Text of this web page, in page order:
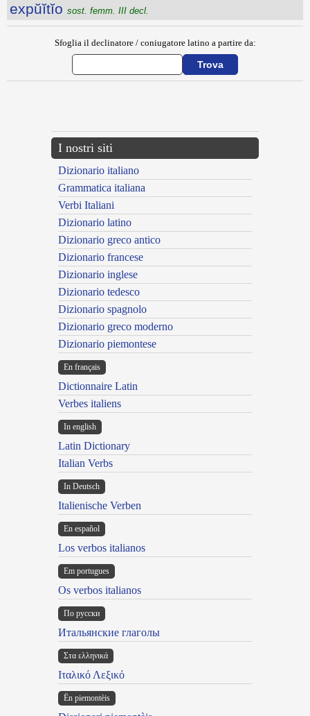
expŭĭtĭo sost. femm. III decl.
Sfoglia il declinatore / coniugatore latino a partire da:
I nostri siti
Dizionario italiano
Grammatica italiana
Verbi Italiani
Dizionario latino
Dizionario greco antico
Dizionario francese
Dizionario inglese
Dizionario tedesco
Dizionario spagnolo
Dizionario greco moderno
Dizionario piemontese
En français
Dictionnaire Latin
Verbes italiens
In english
Latin Dictionary
Italian Verbs
In Deutsch
Italienische Verben
En español
Los verbos italianos
Em portugues
Os verbos italianos
По русски
Итальянские глаголы
Στα ελληνικά
Ιταλικό Λεξικό
Ën piemontèis